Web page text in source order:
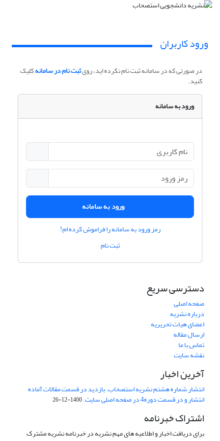
ورود کاربران
در صورتی که در سامانه ثبت نام نکرده اید، رویثبت نام در سامانهکلیک
کنید.
ورود به سامانه
ورود به سامانه
رمز ورود به سامانه را فراموش کرده ام!
ثبت نام
دسترسی سریع
صفحه اصلی
درباره نشریه
اعضای هیات تحریریه
ارسال مقاله
تماس با ما
نقشه سایت
آخرین اخبار
انتشار شماره هشتم نشریه استصحاب. بازدید در قسمت مقالات آماده
انتشار و در قسمت دوره4 در صفحه اصلی سایت. 1400-12-26
اشتراک خبرنامه
برای دریافت اخبار و اطلاعیه های مهم نشریه در خبرنامه نشریه مشترک